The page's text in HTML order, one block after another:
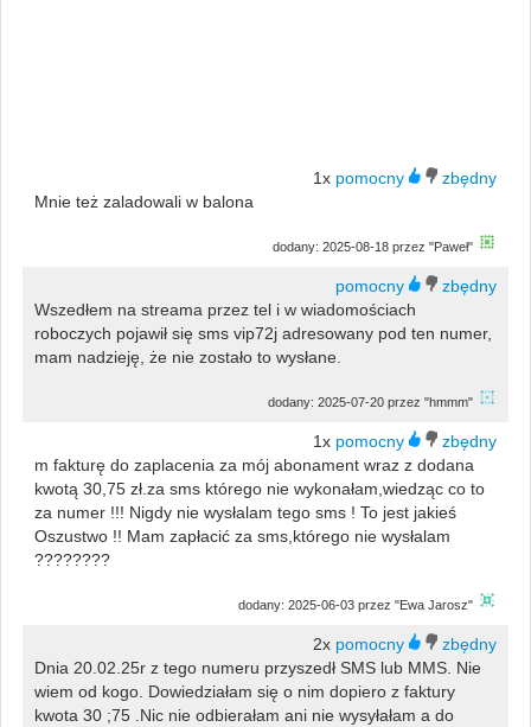
1x
Mnie też zaladowali w balona
dodany: 2025-08-18 przez "Paweł"
Wszedłem na streama przez tel i w wiadomościach
roboczych pojawił się sms vip72j adresowany pod ten numer,
mam nadzieję, że nie zostało to wysłane.
dodany: 2025-07-20 przez "hmmm"
1x
m fakturę do zaplacenia za mój abonament wraz z dodana
kwotą 30,75 zł.za sms którego nie wykonałam,wiedząc co to
za numer !!! Nigdy nie wysłalam tego sms ! To jest jakieś
Oszustwo !! Mam zapłacić za sms,którego nie wysłalam
????????
dodany: 2025-06-03 przez "Ewa Jarosz"
2x
Dnia 20.02.25r z tego numeru przyszedł SMS lub MMS. Nie
wiem od kogo. Dowiedziałam się o nim dopiero z faktury
kwota 30 ;75 .Nic nie odbierałam ani nie wysyłałam a do